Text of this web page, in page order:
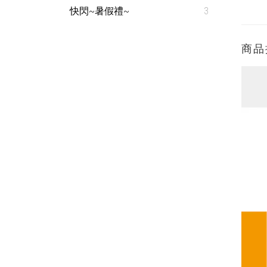
快閃~暑假禮~ 3
商